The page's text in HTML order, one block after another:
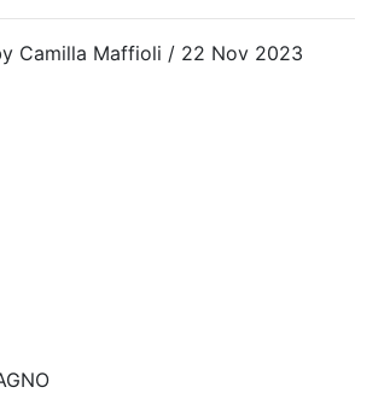
Camilla Maffioli / 22 Nov 2023